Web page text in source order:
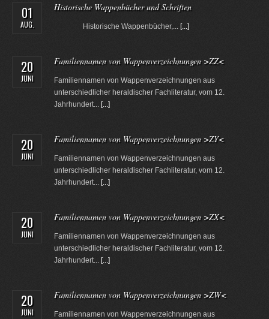
01
AUG.
Historische Wappenbücher und Schriften
Historische Wappenbücher,... [...]
20
JUNI
Familiennamen von Wappenverzeichnungen >ZZ<
Familiennamen von Wappenverzeichnungen aus
unterschiedlicher heraldischer Fachliteratur, vom 12.
Jahrhundert... [...]
20
JUNI
Familiennamen von Wappenverzeichnungen >ZY<
Familiennamen von Wappenverzeichnungen aus
unterschiedlicher heraldischer Fachliteratur, vom 12.
Jahrhundert... [...]
20
JUNI
Familiennamen von Wappenverzeichnungen >ZX<
Familiennamen von Wappenverzeichnungen aus
unterschiedlicher heraldischer Fachliteratur, vom 12.
Jahrhundert... [...]
20
JUNI
Familiennamen von Wappenverzeichnungen >ZW<
Familiennamen von Wappenverzeichnungen aus